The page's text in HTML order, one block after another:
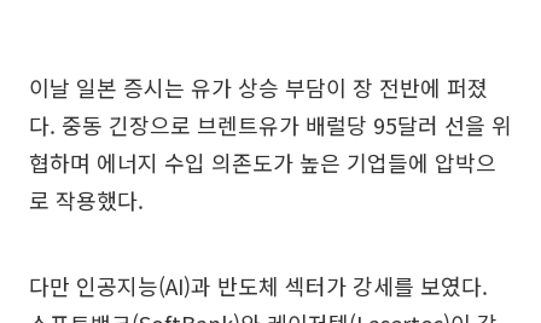
이날 일본 증시는 유가 상승 부담이 장 전반에 퍼졌
다. 중동 긴장으로 브렌트유가 배럴당 95달러 선을 위
협하며 에너지 수입 의존도가 높은 기업들에 압박으
로 작용했다.
다만 인공지능(AI)과 반도체 섹터가 강세를 보였다.